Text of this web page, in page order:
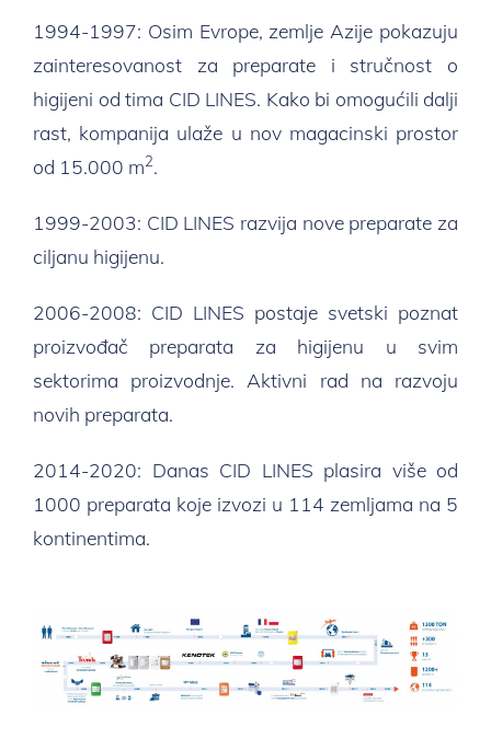
1994-1997: Osim Evrope, zemlje Azije pokazuju
zainteresovanost za preparate i stručnost o
higijeni od tima CID LINES. Kako bi omogućili dalji
rast, kompanija ulaže u nov magacinski prostor
od 15.000 m2.
1999-2003: CID LINES razvija nove preparate za
ciljanu higijenu.
2006-2008: CID LINES postaje svetski poznat
proizvođač preparata za higijenu u svim
sektorima proizvodnje. Aktivni rad na razvoju
novih preparata.
2014-2020: Danas CID LINES plasira više od
1000 preparata koje izvozi u 114 zemljama na 5
kontinentima.